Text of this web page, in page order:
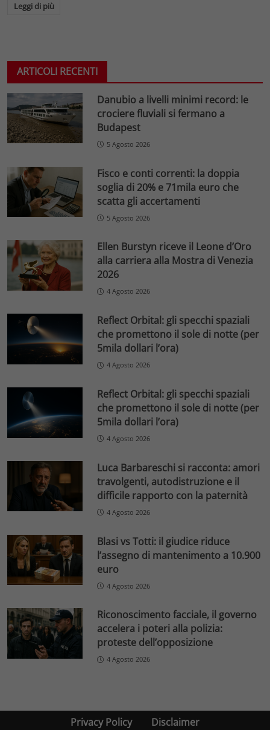
Leggi di più
ARTICOLI RECENTI
Danubio a livelli minimi record: le
crociere fluviali si fermano a
Budapest
5 Agosto 2026
Fisco e conti correnti: la doppia
soglia di 20% e 71mila euro che
scatta gli accertamenti
5 Agosto 2026
Ellen Burstyn riceve il Leone d’Oro
alla carriera alla Mostra di Venezia
2026
4 Agosto 2026
Reflect Orbital: gli specchi spaziali
che promettono il sole di notte (per
5mila dollari l’ora)
4 Agosto 2026
Reflect Orbital: gli specchi spaziali
che promettono il sole di notte (per
5mila dollari l’ora)
4 Agosto 2026
Luca Barbareschi si racconta: amori
travolgenti, autodistruzione e il
difficile rapporto con la paternità
4 Agosto 2026
Blasi vs Totti: il giudice riduce
l’assegno di mantenimento a 10.900
euro
4 Agosto 2026
Riconoscimento facciale, il governo
accelera i poteri alla polizia:
proteste dell’opposizione
4 Agosto 2026
Privacy Policy Disclaimer